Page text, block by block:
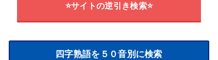
⭐サイトの逆引き検索⭐
四字熟語を５０音別に検索